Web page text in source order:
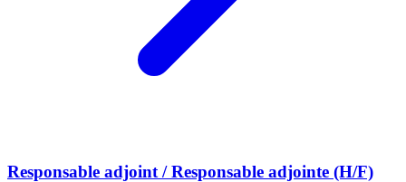
Responsable adjoint / Responsable adjointe (H/F)